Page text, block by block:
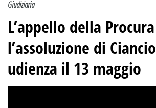
Giudiziaria
L’appello della
l’assoluzione di
udienza il 13 maggio